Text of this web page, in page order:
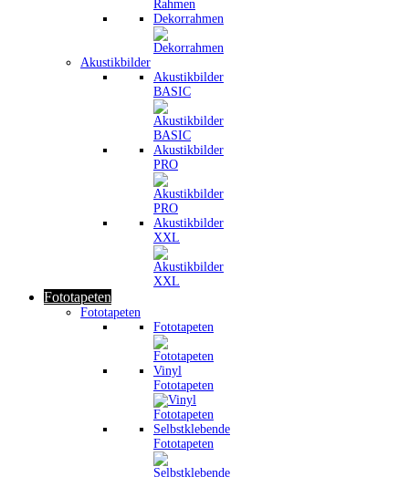
Dekorrahmen
Akustikbilder
Akustikbilder
BASIC
Akustikbilder
PRO
Akustikbilder
XXL
Fototapeten
Fototapeten
Fototapeten
Vinyl
Fototapeten
Selbstklebende
Fototapeten